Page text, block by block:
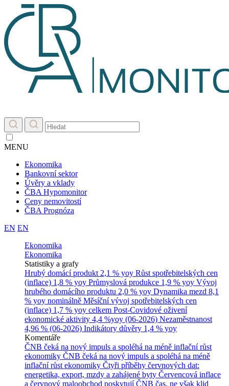
MENU
Ekonomika
Bankovní sektor
Úvěry a vklady
ČBA Hypomonitor
Ceny nemovitostí
ČBA Prognóza
EN EN
Ekonomika
Ekonomika
Statistiky a grafy
Hrubý domácí produkt 2,1 % yoy Růst spotřebitelských cen
(inflace) 1,8 % yoy Průmyslová produkce 1,9 % yoy Vývoj
hrubého domácího produktu 2,0 % yoy Dynamika mezd 8,1
% yoy nominálně Měsíční vývoj spotřebitelských cen
(inflace) 1,7 % yoy celkem Post-Covidové oživení
ekonomické aktivity 4,4 %yoy (06-2026) Nezaměstnanost
4,96 % (06-2026) Indikátory důvěry 1,4 % yoy
Komentáře
ČNB čeká na nový impuls a spoléhá na méně inflační růst
ekonomiky ČNB čeká na nový impuls a spoléhá na méně
inflační růst ekonomiky Čtyři příběhy červnových dat:
energetika, export, mzdy a zahájené byty Červencová inflace
a červnový maloobchod poskytují ČNB čas, ne však klid